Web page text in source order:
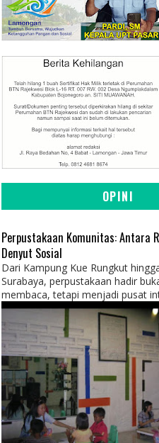
OPINI
Perpustakaan Komunitas: Antara
Denyut Sosial
Dari Kampung Kue Rungkut
Surabaya, perpustakaan hadir
membaca, tetapi menjadi pusat